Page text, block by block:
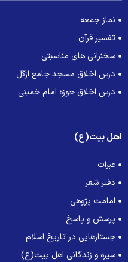
نماز جمعه
تفسیر قرآن
سخنرانی های مناسبتی
درس اخلاق مسجد جامع ازگل
درس اخلاق حوزه امام خمینی
بیت(ع)
عبرات
دفتر شعر
امامت پژوهی
پرسش و پاسخ
جستارهایی در تاریخ اسلام
سیره و زندگانی اهل بیت(ع)